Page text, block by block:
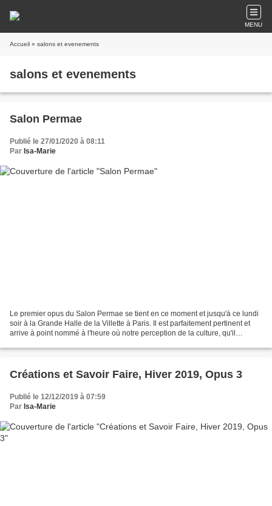
MENU
Accueil » salons et evenements
salons et evenements
Salon Permae
Publié le 27/01/2020 à 08:11
Par Isa-Marie
Le premier opus du Salon Permae se tient en ce moment et jusqu'à ce lundi
soir à la Grande Halle de la Villette à Paris. Il est parfaitement pertinent et
arrive à point nommé à l'heure où notre perception de la culture, qu'il
Créations et Savoir Faire, Hiver 2019, Opus 3
Publié le 12/12/2019 à 07:59
Par Isa-Marie